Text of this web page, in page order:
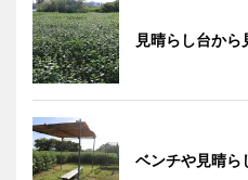
見晴らし台から
ベンチや見晴ら